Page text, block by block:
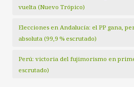
vuelta (Nuevo Trópico)
Elecciones en Andalucía: el PP gana,
absoluta (99,9 % escrutado)
Perú: victoria del fujimorismo en
escrutado)